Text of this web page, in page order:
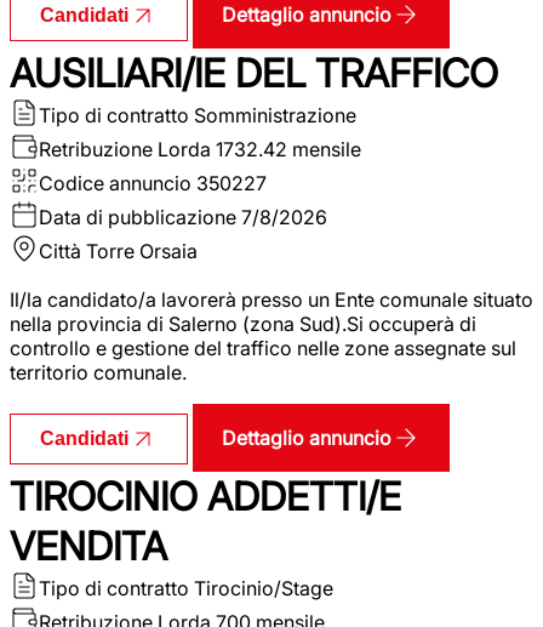
Candidati Dettaglio annuncio
AUSILIARI/IE DEL TRAFFICO
Tipo di contratto Somministrazione
Retribuzione Lorda 1732.42 mensile
Codice annuncio 350227
Data di pubblicazione 7/8/2026
Città Torre Orsaia
Il/la candidato/a lavorerà presso un Ente comunale situato
nella provincia di Salerno (zona Sud).Si occuperà di
controllo e gestione del traffico nelle zone assegnate sul
territorio comunale.
Candidati Dettaglio annuncio
TIROCINIO ADDETTI/E
VENDITA
Tipo di contratto Tirocinio/Stage
Retribuzione Lorda 700 mensile